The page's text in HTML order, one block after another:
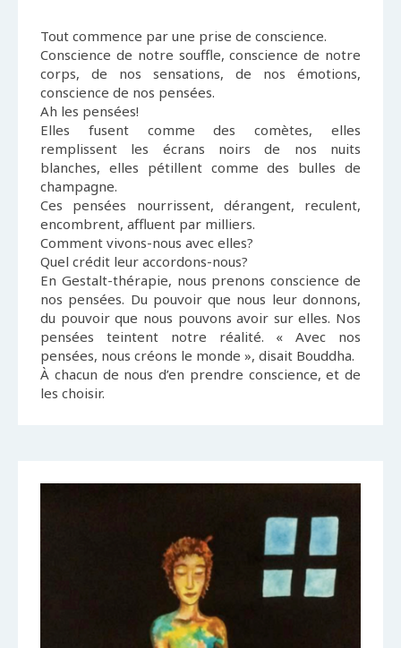
Tout commence par une prise de conscience.
Conscience de notre souffle, conscience de notre
corps, de nos sensations, de nos émotions,
conscience de nos pensées.
Ah les pensées!
Elles fusent comme des comètes, elles
remplissent les écrans noirs de nos nuits
blanches, elles pétillent comme des bulles de
champagne.
Ces pensées nourrissent, dérangent, reculent,
encombrent, affluent par milliers.
Comment vivons-nous avec elles?
Quel crédit leur accordons-nous?
En Gestalt-thérapie, nous prenons conscience de
nos pensées. Du pouvoir que nous leur donnons,
du pouvoir que nous pouvons avoir sur elles. Nos
pensées teintent notre réalité. « Avec nos
pensées, nous créons le monde », disait Bouddha.
À chacun de nous d’en prendre conscience, et de
les choisir.